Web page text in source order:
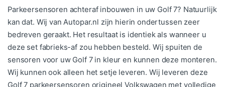
Parkeersensoren achteraf inbouwen in uw Golf 7? Natuurlijk
kan dat. Wij van Autopar.nl zijn hierin ondertussen zeer
bedreven geraakt. Het resultaat is identiek als wanneer u
deze set fabrieks-af zou hebben besteld. Wij spuiten de
sensoren voor uw Golf 7 in kleur en kunnen deze monteren.
Wij kunnen ook alleen het setje leveren. Wij leveren deze
Golf 7 parkeersensoren origineel Volkswagen met volledige